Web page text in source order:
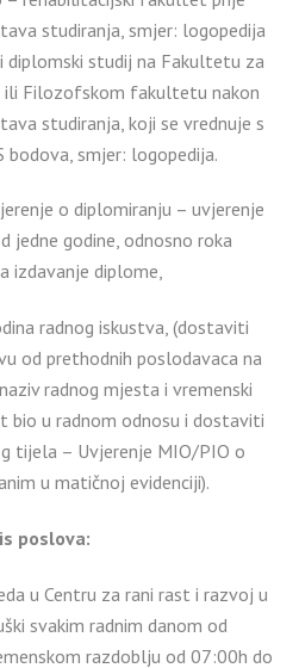
studiranja, smjer: logopedija
diplomski studij na Fakultetu za
ili Filozofskom fakultetu nakon
studiranja, koji se vrednuje s
bodova, smjer: logopedija.
o diplomiranju – uvjerenje
jedne godine, odnosno roka
izdavanje diplome,
radnog iskustva, (dostaviti
od prethodnih poslodavaca na
radnog mjesta i vremenski
bio u radnom odnosu i dostaviti
tijela – Uvjerenje MIO/PIO o
u matičnoj evidenciji).
poslova:
u Centru za rani rast i razvoj u
svakim radnim danom od
razdoblju od 07:00h do